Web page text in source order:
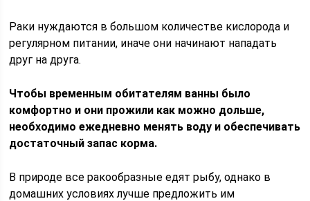
Раки нуждаются в большом количестве кислорода и
регулярном питании, иначе они начинают нападать
друг на друга.
Чтобы временным обитателям ванны было
комфортно и они прожили как можно дольше,
необходимо ежедневно менять воду и обеспечивать
достаточный запас корма.
В природе все ракообразные едят рыбу, однако в
домашних условиях лучше предложить им